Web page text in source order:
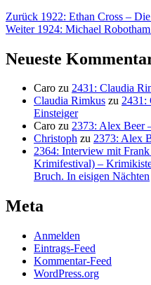
Beitragsnavigation
Zurück Vorheriger
Beitrag:
1922: Ethan Cross –
Weiter Nächster
1924: Michael
Neueste
Caro zu 2431: Claudia
Claudia Rimkus zu 2431:
Einsteiger
Caro zu 2373: Alex Beer
Christoph zu 2373: Alex
2364: Interview mit
Krimifestival) –
Bruch. In eisigen Nächten
Meta
Anmelden
Eintrags-Feed
Kommentar-Feed
WordPress.org